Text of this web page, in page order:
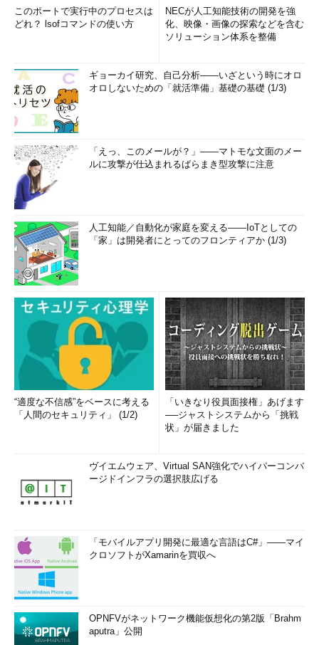
このポートで実行中のプロセスは
どれ？ lsofコマンドの使い方
NECが人工知能技術の開発を強
化、映像・画像の探索などを含む
ソリューション体系を整備
ギョーカイ研究、自己分析――いざという時にオロ
オロしないための「就活準備」基礎の基礎 (1/3)
「えっ、このメールが？」――マトモな文面のメー
ルに攻撃が仕込まれるばらまき型攻撃に注意
人工知能／自動化が家庭を変える――IoTとしての
「家」は開発者にとってのフロンティアか (1/3)
“適度な不信感”をベースに考える
「人間のセキュリティ」 (1/2)
「いきなり役員面接権」あげます
──ジャストシステムから「挑戦
状」が届きました
ヴイエムウェア、Virtual SAN強化でハイパーコンバ
ージドインフラの選択肢広げる
「モバイルアプリ開発に最適な言語はC#」――マイ
クロソフトがXamarinを買収へ
OPNFVがネットワーク機能仮想化の第2版「Brahm
aputra」公開